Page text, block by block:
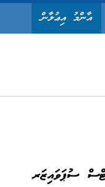
އާންމު އިޢުލާން
ސުޕަވައިޒަރ